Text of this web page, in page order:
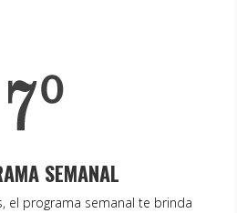
SEMANAL
el programa semanal te brinda